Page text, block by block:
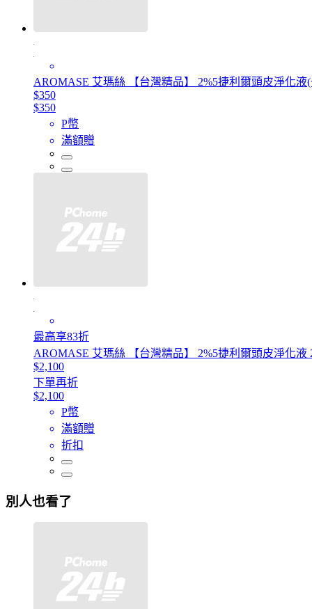
AROMASE 艾瑪絲 【台灣精品】 2%5捷利爾頭皮淨化液
$350
$350
P幣
滿額贈
最高享83折
AROMASE 艾瑪絲 【台灣精品】 2%5捷利爾頭皮淨化液
$2,100
下單再折
$2,100
P幣
滿額贈
折扣
別人也看了